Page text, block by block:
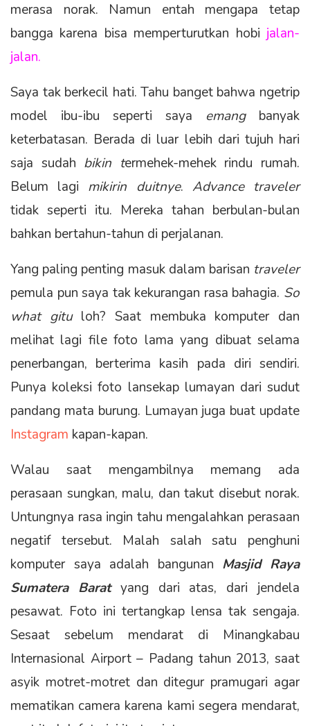
merasa norak. Namun entah mengapa tetap
bangga karena bisa memperturutkan hobi jalan-
jalan.
Saya tak berkecil hati. Tahu banget bahwa ngetrip
model ibu-ibu seperti saya emangbanyak
keterbatasan. Berada di luar lebih dari tujuh hari
saja sudah bikin termehek-mehek rindu rumah.
Belum lagi mikirin duitnye. Advance traveler
tidak seperti itu. Mereka tahan berbulan-bulan
bahkan bertahun-tahun di perjalanan.
Yang paling penting masuk dalam barisan traveler
pemula pun saya tak kekurangan rasa bahagia. So
what gituloh? Saat membuka komputer dan
melihat lagi file foto lama yang dibuat selama
penerbangan, berterima kasih pada diri sendiri.
Punya koleksi foto lansekap lumayan dari sudut
pandang mata burung. Lumayan juga buat update
Instagram kapan-kapan.
Walau saat mengambilnya memang ada
perasaan sungkan, malu, dan takut disebut norak.
Untungnya rasa ingin tahu mengalahkan perasaan
negatif tersebut. Malah salah satu penghuni
komputer saya adalah bangunan Masjid Raya
Sumatera Baratyang dari atas, dari jendela
pesawat. Foto ini tertangkap lensa tak sengaja.
Sesaat sebelum mendarat di Minangkabau
Internasional Airport – Padang tahun 2013, saat
asyik motret-motret dan ditegur pramugari agar
mematikan camera karena kami segera mendarat,